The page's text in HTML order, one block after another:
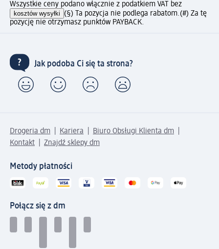
Wszystkie ceny podano włącznie z podatkiem VAT bez
kosztów wysyłki (§) Ta pozycja nie podlega rabatom.(#) Za tę
pozycję nie otrzymasz punktów PAYBACK.
Jak podoba Ci się ta strona?
Drogeria dm Kariera
Biuro Obsługi Klienta dm
Kontakt
Znajdź sklepy dm
Metody płatności
Połącz się z dm